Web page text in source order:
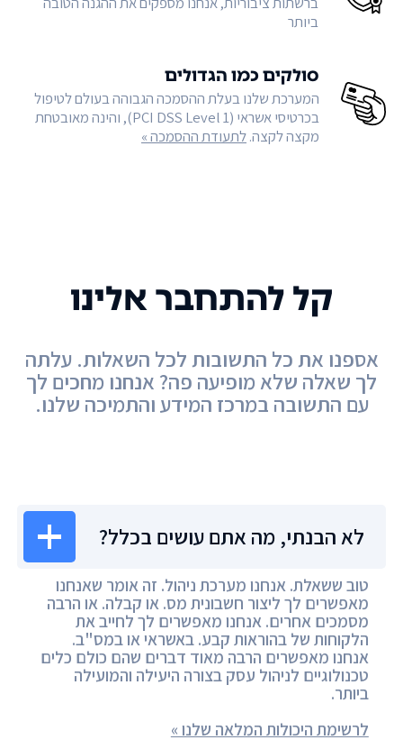
ביותר
סולקים כמו הגדולים
המערכת שלנו בעלת ההסמכה הגבוהה בעולם לטיפול
בכרטיסי אשראי (PCI DSS Level 1), והינה מאובטחת
מקצה לקצה.לתעודת ההסמכה »
לא הבנתי, מה אתם עושים בכלל?
טוב ששאלת. אנחנו מערכת ניהול. זה אומר שאנחנו
מאפשרים לך ליצור חשבונית מס. או קבלה. או הרבה
מסמכים אחרים. אנחנו מאפשרים לך לחייב את
הלקוחות של בהוראות קבע. באשראי או במס"ב.
אנחנו מאפשרים הרבה מאוד דברים שהם כולם כלים
טכנולוגיים לניהול עסק בצורה היעילה והמועילה
ביותר.
לרשימת היכולות המלאה שלנו »
קל להתחבר אלינו
אספנו את כל התשובות לכל השאלות. עלתה
לך שאלה שלא מופיעה פה? אנחנו מחכים לך
עם התשובה במרכז המידע והתמיכה שלנו.